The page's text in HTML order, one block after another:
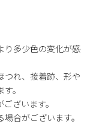
り多少色の変化が感
つれ、接着跡、形や
。
ざいます。
合がございます。